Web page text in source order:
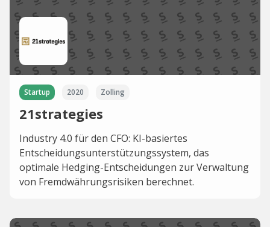
Startup 2020 Zolling
21strategies
Industry 4.0 für den CFO: KI-basiertes
Entscheidungsunterstützungssystem, das
optimale Hedging-Entscheidungen zur Verwaltung
von Fremdwährungsrisiken berechnet.